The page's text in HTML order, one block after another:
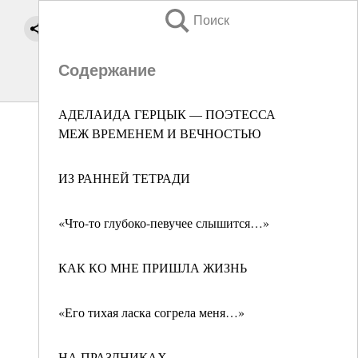
Поиск
Содержание
АДЕЛАИДА ГЕРЦЫК — ПОЭТЕССА
МЕЖ ВРЕМЕНЕМ И ВЕЧНОСТЬЮ
ИЗ РАННЕЙ ТЕТРАДИ
«Что-то глубоко-певучее слышится…»
КАК КО МНЕ ПРИШЛА ЖИЗНЬ
«Его тихая ласка согрела меня…»